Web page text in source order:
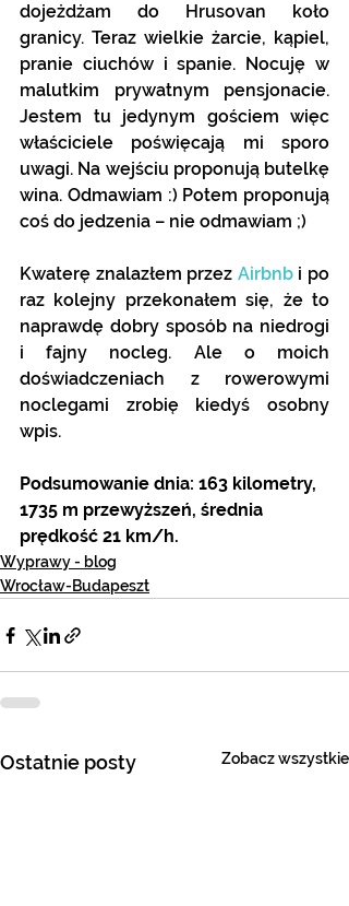
dojeżdżam do Hrusovan koło
granicy. Teraz wielkie żarcie, kąpiel,
pranie ciuchów i spanie. Nocuję w
malutkim prywatnym pensjonacie.
Jestem tu jedynym gościem więc
właściciele poświęcają mi sporo
uwagi. Na wejściu proponują butelkę
wina. Odmawiam :) Potem proponują
coś do jedzenia – nie odmawiam ;)
Kwaterę znalazłem przez Airbnb i po
raz kolejny przekonałem się, że to
naprawdę dobry sposób na niedrogi
i fajny nocleg. Ale o moich
doświadczeniach z rowerowymi
noclegami zrobię kiedyś osobny
wpis.
Podsumowanie dnia: 163 kilometry,
1735 m przewyższeń, średnia
prędkość 21 km/h.
Wyprawy - blog
Wrocław-Budapeszt
Ostatnie posty Zobacz wszystkie